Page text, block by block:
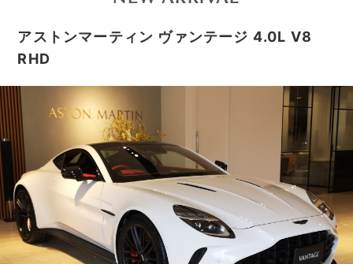
アストンマーティン ヴァンテージ 4.0L V8
RHD